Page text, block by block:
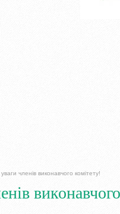
членів виконавчого комітету!